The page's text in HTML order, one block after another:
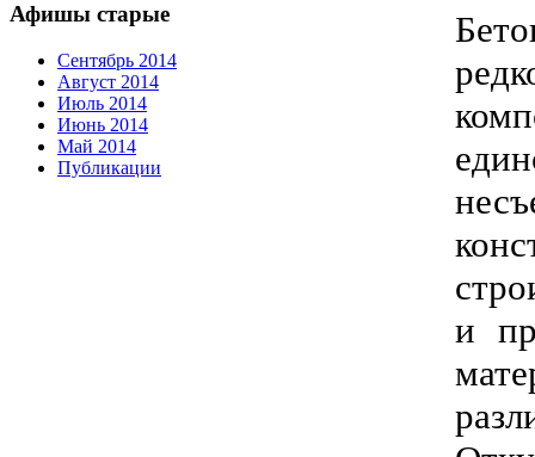
Афишы старые
Сентябрь 2014
Август 2014
Июль 2014
Июнь 2014
Май 2014
Публикации
и